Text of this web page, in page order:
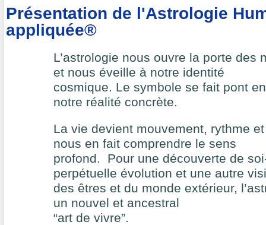
Présentation de l'Astrologie
appliquée®
L’astrologie nous ouvre la porte des
et nous éveille à notre identité
cosmique. Le symbole se fait pont
notre réalité concrète.
La vie devient mouvement, rythme
nous en fait comprendre le sens
profond. Pour une découverte de
perpétuelle évolution et une autre
des êtres et du monde extérieur,
un nouvel et ancestral
“art de vivre”.